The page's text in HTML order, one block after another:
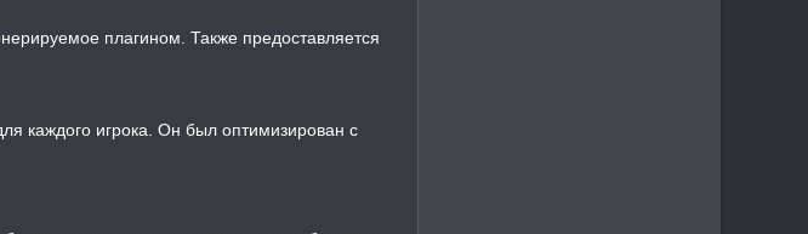
плагином. Также предоставляется
каждого игрока. Он был оптимизирован с